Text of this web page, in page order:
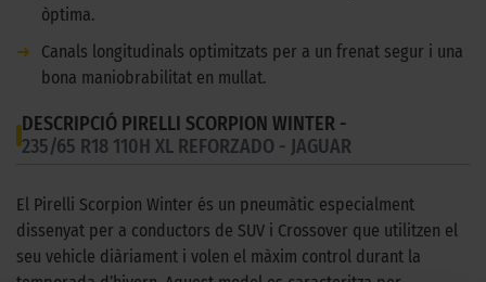
òptima.
➜
Canals longitudinals optimitzats per a un frenat segur i una
bona maniobrabilitat en mullat.
DESCRIPCIÓ PIRELLI SCORPION WINTER -
235/65 R18 110H XL REFORZADO - JAGUAR
El Pirelli Scorpion Winter és un pneumàtic especialment
dissenyat per a conductors de SUV i Crossover que utilitzen el
seu vehicle diàriament i volen el màxim control durant la